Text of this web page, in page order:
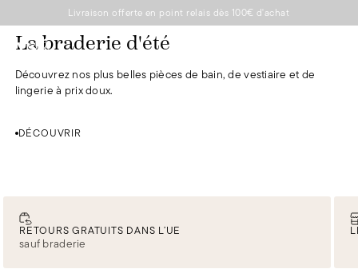
Livraison offerte en point relais dès 100€ d'achat
DÉCOUVRIR
DÉCOUVRIR
DÉCOUVRIR
DÉCOUVRIR
DÉCOUVRIR
La braderie d'été
Découvrez nos plus belles pièces de bain, de vestiaire et de
lingerie à prix doux.
DÉCOUVRIR
RETOURS GRATUITS DANS L’UE
sauf braderie